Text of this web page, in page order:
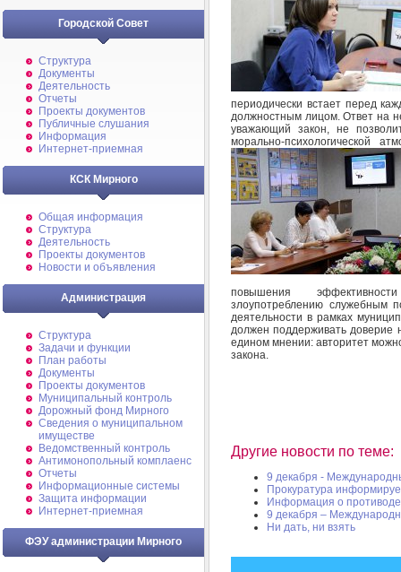
Городской Совет
Структура
Документы
Деятельность
Отчеты
Проекты документов
Публичные слушания
Информация
Интернет-приемная
КСК Мирного
Общая информация
Структура
Деятельность
Проекты документов
Новости и объявления
Администрация
Структура
Задачи и функции
План работы
Документы
Проекты документов
Муниципальный контроль
Дорожный фонд Мирного
Cведения о муниципальном
имуществе
Ведомственный контроль
Антимонопольный комплаенс
Отчеты
Информационные системы
Защита информации
Интернет-приемная
ФЭУ администрации Мирного
периодически встает перед
должностным лицом. Ответ на
уважающий закон, не
морально-психологической
повышения
злоупотреблению служебным
деятельности в рамках
должен поддерживать доверие
едином мнении: авторитет
закона.
Другие новости по теме:
9 декабря -
Прокуратура
Информация о
9 декабря –
Ни дать, ни взять